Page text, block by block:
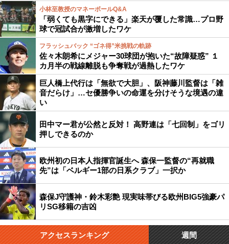
小林至教授のマネーボールQ&A
「弱くても黒字にできる」楽天が覆した常識…プロ野
球で冠試合が激増したワケ
フラッシュバック “ゴネ得”米挑戦の軌跡
佐々木朗希にメジャー30球団が抱いた“故障疑惑” １
カ月半の戦線離脱も争奪戦が過熱したワケ
巨人橋上代行は「無欲で大胆」、阪神藤川監督は「雑
音だらけ」…セ優勝争いの命運を分けそうな境遇の違
い
田中マー君が公然と反対！ 高野連は「七回制」をゴリ
押しできるのか
欧州初の日本人指揮官誕生へ 森保一監督の“再就職
先”は「ベルギー1部の日系クラブ」一択か
森保J守護神・鈴木彩艶 現実味帯びる欧州BIG5強豪パ
リSG移籍の吉凶
アクセスランキング 週間